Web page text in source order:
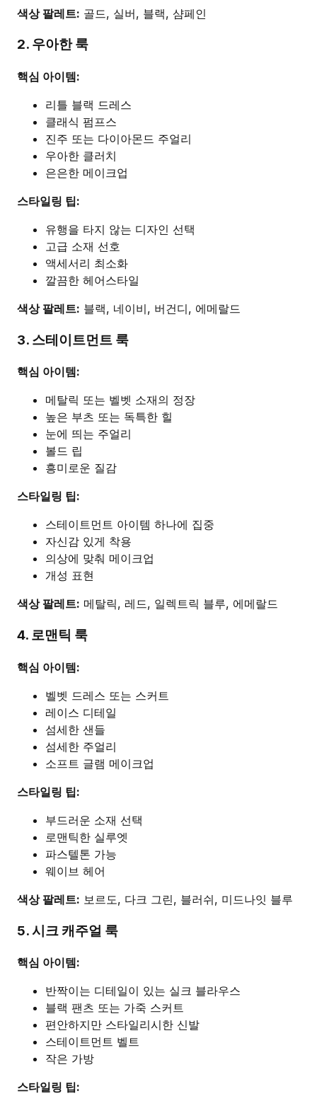
색상 팔레트: 골드, 실버, 블랙, 샴페인
2. 우아한 룩
핵심 아이템:
리틀 블랙 드레스
클래식 펌프스
진주 또는 다이아몬드 주얼리
우아한 클러치
은은한 메이크업
스타일링 팁:
유행을 타지 않는 디자인 선택
고급 소재 선호
액세서리 최소화
깔끔한 헤어스타일
색상 팔레트: 블랙, 네이비, 버건디, 에메랄드
3. 스테이트먼트 룩
핵심 아이템:
메탈릭 또는 벨벳 소재의 정장
높은 부츠 또는 독특한 힐
눈에 띄는 주얼리
볼드 립
흥미로운 질감
스타일링 팁:
스테이트먼트 아이템 하나에 집중
자신감 있게 착용
의상에 맞춰 메이크업
개성 표현
색상 팔레트: 메탈릭, 레드, 일렉트릭 블루, 에메랄드
4. 로맨틱 룩
핵심 아이템:
벨벳 드레스 또는 스커트
레이스 디테일
섬세한 샌들
섬세한 주얼리
소프트 글램 메이크업
스타일링 팁:
부드러운 소재 선택
로맨틱한 실루엣
파스텔톤 가능
웨이브 헤어
색상 팔레트: 보르도, 다크 그린, 블러쉬, 미드나잇 블루
5. 시크 캐주얼 룩
핵심 아이템:
반짝이는 디테일이 있는 실크 블라우스
블랙 팬츠 또는 가죽 스커트
편안하지만 스타일리시한 신발
스테이트먼트 벨트
작은 가방
스타일링 팁: